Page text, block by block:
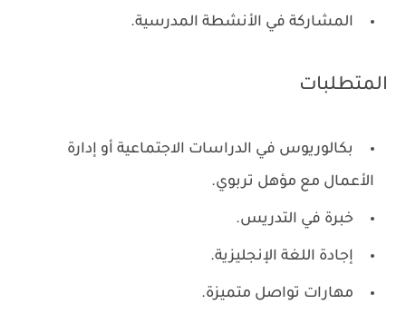
المشاركة في الأنشطة المدرسية.
المتطلبات
بكالوريوس في الدراسات الاجتماعية أو إدارة
الأعمال مع مؤهل تربوي.
خبرة في التدريس.
إجادة اللغة الإنجليزية.
مهارات تواصل متميزة.